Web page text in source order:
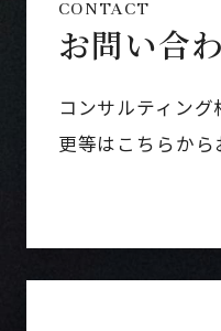
CONTACT
お問い合
コンサルティン
更等はこちらから